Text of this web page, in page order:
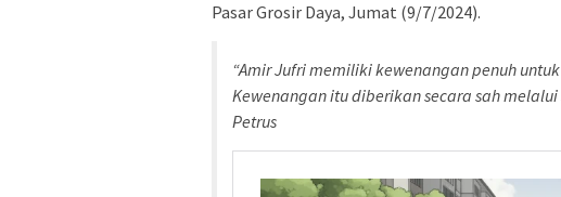
Pasar Grosir Daya, Jumat (9/7/2024).
“Amir Jufri memiliki kewenangan penuh
Kewenangan itu diberikan secara sah melalui
Petrus